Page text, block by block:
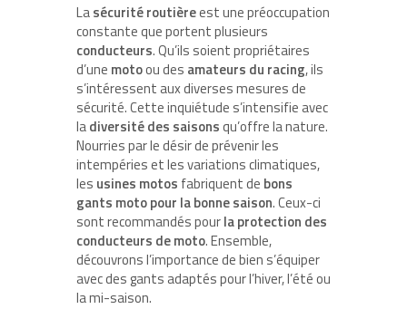
Lasécurité routièreest une préoccupation
constante que portent plusieurs
conducteurs. Qu’ils soient propriétaires
d’une motoou des amateurs du racing, ils
s’intéressent aux diverses mesures de
sécurité. Cette inquiétude s’intensifie avec
ladiversité des saisonsqu’offre la nature.
Nourries par le désir de prévenir les
intempéries et les variations climatiques,
les usines motos fabriquent de bons
gants moto pour la bonne saison. Ceux-ci
sont recommandés pourla protection des
conducteurs de moto. Ensemble,
découvrons l’importance de bien s’équiper
avec des gants adaptés pour l’hiver, l’été ou
la mi-saison.